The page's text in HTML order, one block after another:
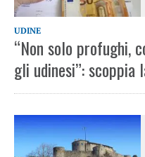
UDINE
“Non solo profughi,
gli udinesi”: scoppia